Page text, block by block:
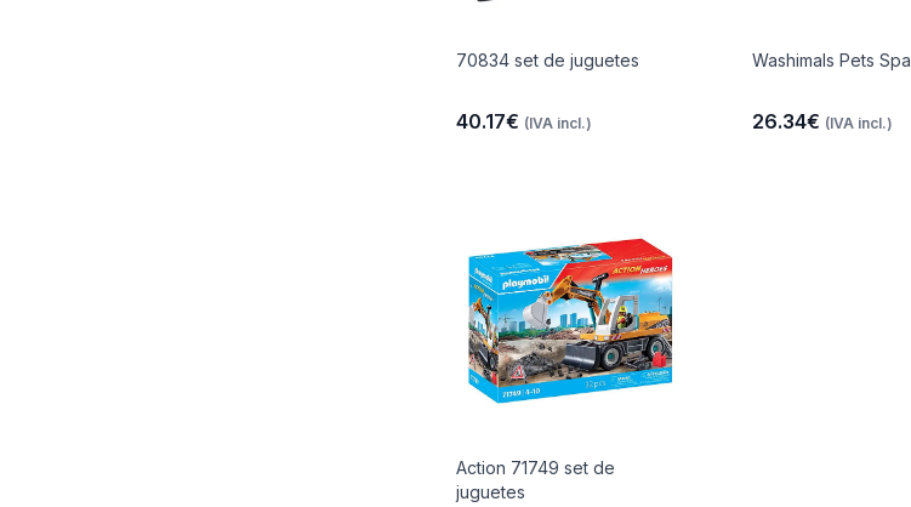
70834 set de juguetes
40.17€ (IVA incl.)
Washimals Pets Spa
26.34€ (IVA incl.)
Action 71749 set de
juguetes